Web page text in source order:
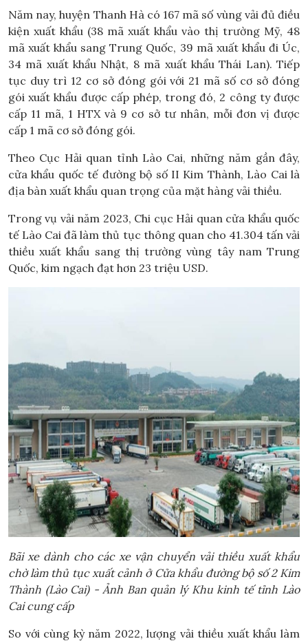
Năm nay, huyện Thanh Hà có 167 mã số vùng vải đủ điều
kiện xuất khẩu (38 mã xuất khẩu vào thị trường Mỹ, 48
mã xuất khẩu sang Trung Quốc, 39 mã xuất khẩu đi Úc,
34 mã xuất khẩu Nhật, 8 mã xuất khẩu Thái Lan). Tiếp
tục duy trì 12 cơ sở đóng gói với 21 mã số cơ sở đóng
gói xuất khẩu được cấp phép, trong đó, 2 công ty được
cấp 11 mã, 1 HTX và 9 cơ sở tư nhân, mỗi đơn vị được
cấp 1 mã cơ sở đóng gói.
Theo Cục Hải quan tỉnh Lào Cai, những năm gần đây,
cửa khẩu quốc tế đường bộ số II Kim Thành, Lào Cai là
địa bàn xuất khẩu quan trọng của mặt hàng vải thiều.
Trong vụ vải năm 2023, Chi cục Hải quan cửa khẩu quốc
tế Lào Cai đã làm thủ tục thông quan cho 41.304 tấn vải
thiều xuất khẩu sang thị trường vùng tây nam Trung
Quốc, kim ngạch đạt hơn 23 triệu USD.
Bãi xe dành cho các xe vận chuyển vải thiều xuất khẩu
chờ làm thủ tục xuất cảnh ở Cửa khẩu đường bộ số 2 Kim
Thành (Lào Cai) - Ảnh Ban quản lý Khu kinh tế tỉnh Lào
Cai cung cấp
So với cùng kỳ năm 2022, lượng vải thiều xuất khẩu làm